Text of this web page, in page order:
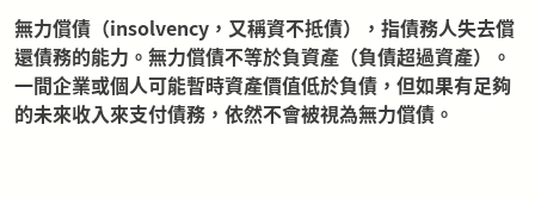
無力償債（insolvency，又稱資不抵債），指債務人失去償
還債務的能力。無力償債不等於負資產（負債超過資產）。
一間企業或個人可能暫時資產價值低於負債，但如果有足夠
的未來收入來支付債務，依然不會被視為無力償債。